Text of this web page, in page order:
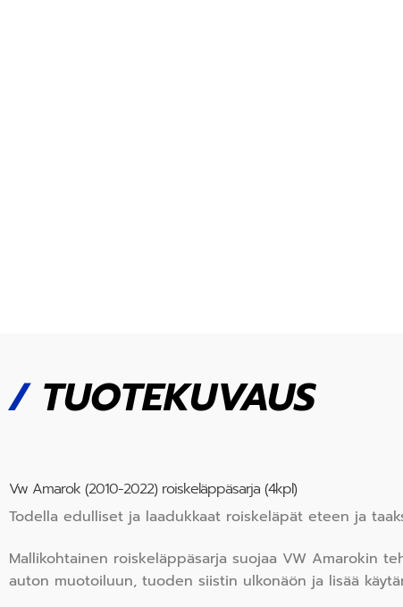
/TUOTEKUVAUS
Vw Amarok (2010-2022) roiskeläppäsarja (4kpl)
Todella edulliset ja laadukkaat roiskeläpät eteen ja
Mallikohtainen roiskeläppäsarja suojaa VW Amarokin
auton muotoiluun, tuoden siistin ulkonäön ja lisää